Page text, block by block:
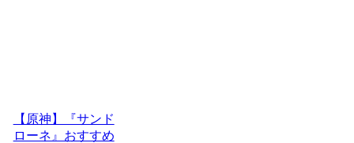
【原神】『サンド
ローネ』おすすめ